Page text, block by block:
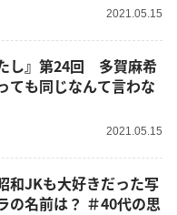
2021.05.15
し』第24回 多賀麻希
ても同じなんて言わな
2021.05.15
和JKも大好きだった写
の名前は？ ＃40代の思